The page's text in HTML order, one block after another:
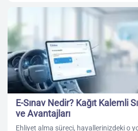
E-Sınav Nedir? Kağıt Kalemli
ve Avantajları
Ehliyet alma süreci, hayallerinizdeki o